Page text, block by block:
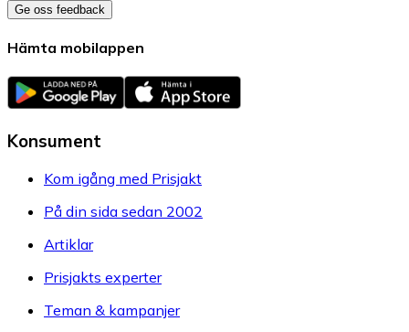
Ge oss feedback
Hämta mobilappen
Konsument
Kom igång med Prisjakt
På din sida sedan 2002
Artiklar
Prisjakts experter
Teman & kampanjer